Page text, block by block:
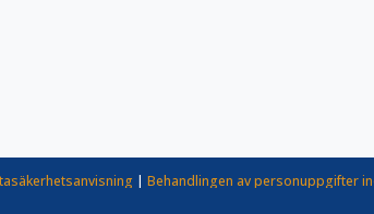
|Behandlingen av personuppgifter